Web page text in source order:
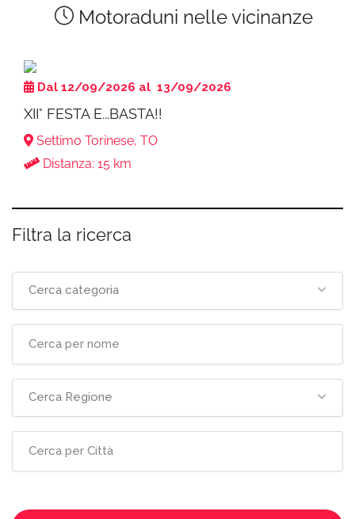
Motoraduni nelle vicinanze
Dal 12/09/2026 al 13/09/2026
XII° FESTA E...BASTA!!
Settimo Torinese, TO
Distanza: 15 km
Filtra la ricerca
Cerca categoria
Cerca Regione